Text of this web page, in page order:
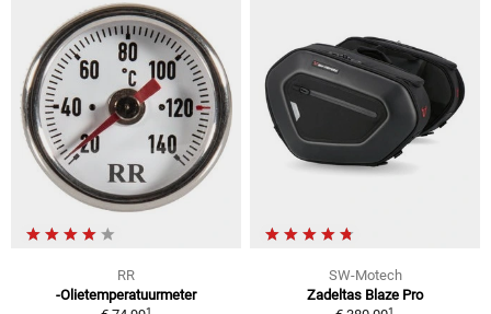
RR
-Olietemperatuurmeter
1
SW-Motech
Zadeltas Blaze Pro
1